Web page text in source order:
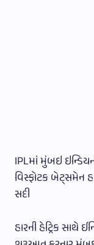
IPLમાં મુંબઇ
વિસ્ફોટક બેટ્સમેન
સદી
હારની હેટ્રિક સાથે